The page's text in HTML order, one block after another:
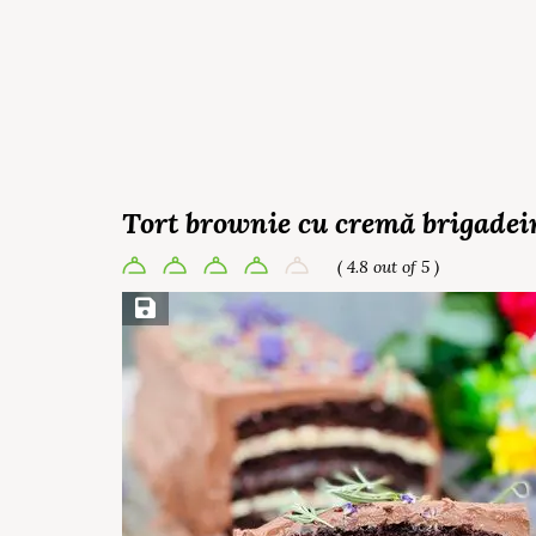
Tort brownie cu cremă
( 4.8 out of 5 )
Save Recipe